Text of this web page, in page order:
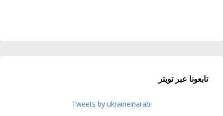
تابعونا عبر تويتر
Tweets by ukraineinarabi